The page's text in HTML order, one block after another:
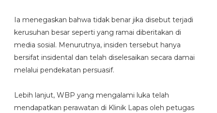
Ia menegaskan bahwa tidak benar jika disebut terjadi
kerusuhan besar seperti yang ramai diberitakan di
media sosial. Menurutnya, insiden tersebut hanya
bersifat insidental dan telah diselesaikan secara damai
melalui pendekatan persuasif.
Lebih lanjut, WBP yang mengalami luka telah
mendapatkan perawatan di Klinik Lapas oleh petugas